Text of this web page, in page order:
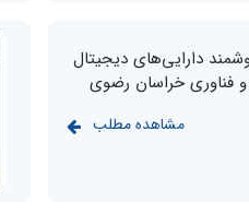
هوشمند دارایی‌های دیجیتال
و فناوری خراسان رضوی
مشاهده مطلب